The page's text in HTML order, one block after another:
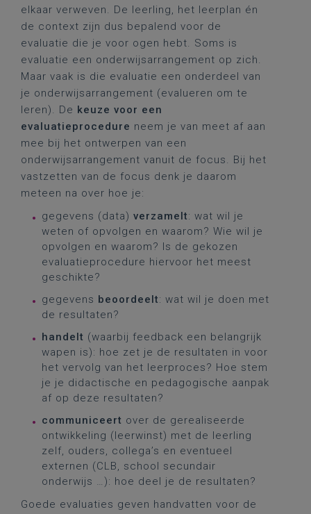
elkaar verweven. De leerling, het leerplan én
de context zijn dus bepalend voor de
evaluatie die je voor ogen hebt. Soms is
evaluatie een onderwijsarrangement op zich.
Maar vaak is die evaluatie een onderdeel van
je onderwijsarrangement (evalueren om te
leren). De keuze voor een
evaluatieprocedure neem je van meet af aan
mee bij het ontwerpen van een
onderwijsarrangement vanuit de focus. Bij het
vastzetten van de focus denk je daarom
meteen na over hoe je:
gegevens (data) verzamelt: wat wil je
weten of opvolgen en waarom? Wie wil je
opvolgen en waarom? Is de gekozen
evaluatieprocedure hiervoor het meest
geschikte?
gegevens beoordeelt: wat wil je doen met
de resultaten?
handelt (waarbij feedback een belangrijk
wapen is): hoe zet je de resultaten in voor
het vervolg van het leerproces? Hoe stem
je je didactische en pedagogische aanpak
af op deze resultaten?
communiceert over de gerealiseerde
ontwikkeling (leerwinst) met de leerling
zelf, ouders, collega’s en eventueel
externen (CLB, school secundair
onderwijs …): hoe deel je de resultaten?
Goede evaluaties geven handvatten voor de